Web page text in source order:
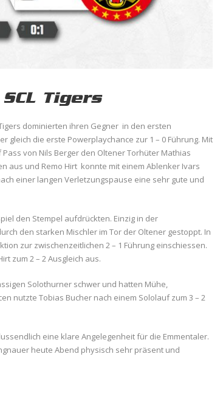
Tigers
dominierten ihren Gegner in den ersten
gleich die erste Powerplaychance zur 1 – 0 Führung. Mit
von Nils Berger den Oltener Torhüter Mathias
aus und Remo Hirt konnte mit einem Ablenker Ivars
einer langen Verletzungspause eine sehr gute und
den Stempel aufdrückten. Einzig in der
den starken Mischler im Tor der Oltener gestoppt. In
zur zwischenzeitlichen 2 – 1 Führung einschiessen.
zum 2 – 2 Ausgleich aus.
Solothurner schwer und hatten Mühe,
nutzte Tobias Bucher nach einem Sololauf zum 3 – 2
eine klare Angelegenheit für die Emmentaler.
heute Abend physisch sehr präsent und